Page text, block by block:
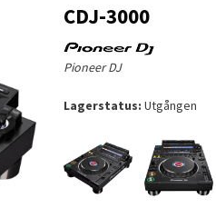
CDJ-3000
Pioneer DJ
Lagerstatus: Utgången